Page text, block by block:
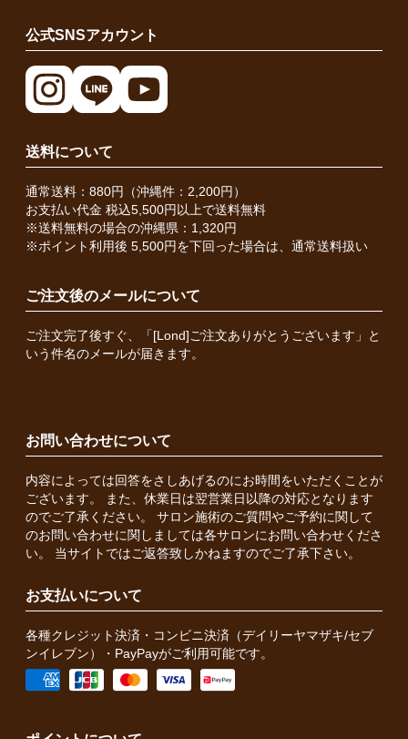
公式SNSアカウント
送料について
通常送料：880円（沖縄件：2,200円）
お支払い代金 税込5,500円以上で送料無料
※送料無料の場合の沖縄県：1,320円
※ポイント利用後 5,500円を下回った場合は、通常送料扱い
ご注文後のメールについて
ご注文完了後すぐ、「[Lond]ご注文ありがとうございます」と
いう件名のメールが届きます。
お問い合わせについて
内容によっては回答をさしあげるのにお時間をいただくことが
ございます。 また、休業日は翌営業日以降の対応となります
のでご了承ください。 サロン施術のご質問やご予約に関して
のお問い合わせに関しましては各サロンにお問い合わせくださ
い。 当サイトではご返答致しかねますのでご了承下さい。
お支払いについて
各種クレジット決済・コンビニ決済（デイリーヤマザキ/セブ
ンイレブン）・PayPayがご利用可能です。